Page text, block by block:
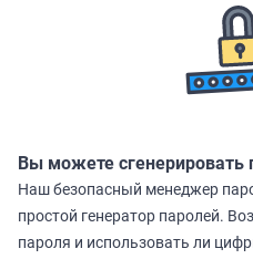
Вы можете сгенерировать
Наш безопасный менеджер
простой генератор паролей.
пароля и использовать ли